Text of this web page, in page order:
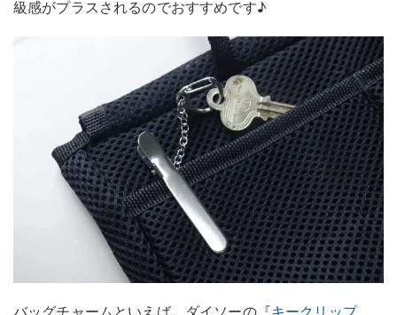
級感がプラスされるのでおすすめです♪